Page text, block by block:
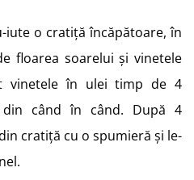
iute o cratiță încăpătoare, în
floarea soarelui și vinetele
vinetele în ulei timp de 4
când în când. După 4
cratiță cu o spumieră și le-